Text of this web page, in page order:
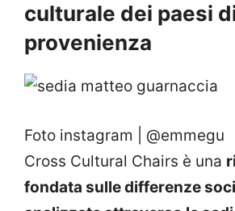
culturale dei paesi
provenienza
Foto instagram | @emmegu
Cross Cultural Chairs è una
fondata sulle differenze